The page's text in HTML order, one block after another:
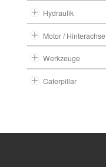
Hydraulik
Motor / Hinterachse
Werkzeuge
Caterpillar